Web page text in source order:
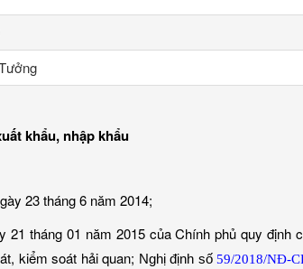
khẩu, nhập khẩu
23 tháng 6 năm 2014;
21 tháng 01 năm 2015 của Chính phủ quy định
kiểm soát hải quan; Nghị định số59/2018/NĐ-